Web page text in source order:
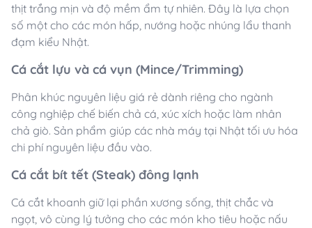
thịt trắng mịn và độ mềm ẩm tự nhiên. Đây là lựa chọn
số một cho các món hấp, nướng hoặc nhúng lẩu thanh
đạm kiểu Nhật.
Cá cắt lựu và cá vụn (Mince/Trimming)
Phân khúc nguyên liệu giá rẻ dành riêng cho ngành
công nghiệp chế biến chả cá, xúc xích hoặc làm nhân
chả giò. Sản phẩm giúp các nhà máy tại Nhật tối ưu hóa
chi phí nguyên liệu đầu vào.
Cá cắt bít tết (Steak) đông lạnh
Cá cắt khoanh giữ lại phần xương sống, thịt chắc và
ngọt, vô cùng lý tưởng cho các món kho tiêu hoặc nấu